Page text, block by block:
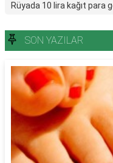
Rüyada 10 lira kağıt para
SON YAZILAR